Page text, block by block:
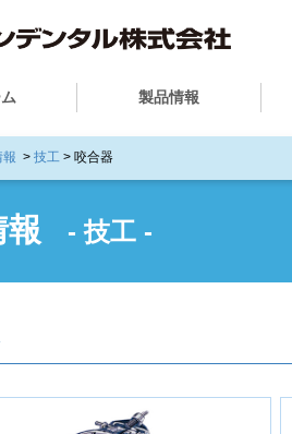
製品情報
報 > 技工 > 咬合器
報 - 技工 -